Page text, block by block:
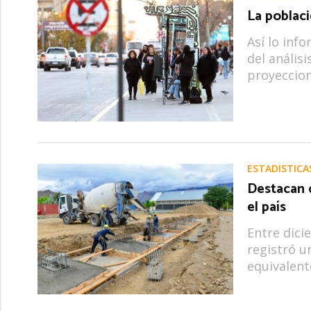
La
Así lo
del
el país
Entre
registró